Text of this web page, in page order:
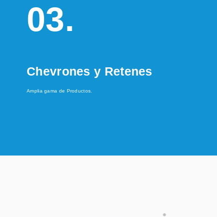
03.
Chevrones y Retenes
Amplia gama de Productos.